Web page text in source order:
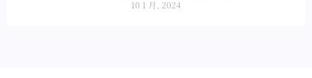
10 1 月, 2024